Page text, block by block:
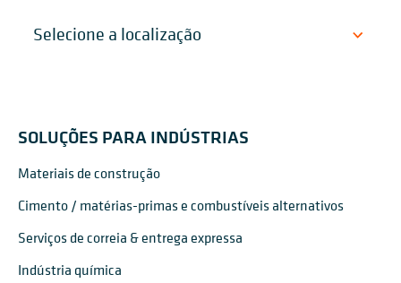
SOLUÇÕES PARA INDÚSTRIAS
Materiais de construção
Cimento / matérias-primas e combustíveis alternativos
Serviços de correia & entrega expressa
Indústria química